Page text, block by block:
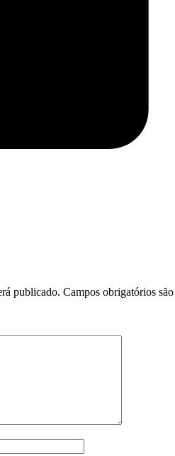
publicado. Campos obrigatórios são